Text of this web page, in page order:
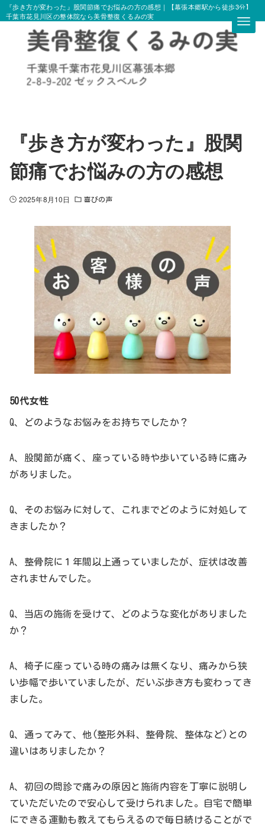
『歩き方が変わった』股関節痛でお悩みの方の感想｜【幕張本郷駅から徒歩3分】
千葉市花見川区の整体院なら美骨整復くるみの実
『歩き方が変わった』股関
節痛でお悩みの方の感想
2025年8月10日 喜びの声
50代女性
Q、どのようなお悩みをお持ちでしたか？
A、股関節が痛く、座っている時や歩いている時に痛み
がありました。
Q、そのお悩みに対して、これまでどのように対処して
きましたか？
A、整骨院に１年間以上通っていましたが、症状は改善
されませんでした。
Q、当店の施術を受けて、どのような変化がありました
か？
A、椅子に座っている時の痛みは無くなり、痛みから狭
い歩幅で歩いていましたが、だいぶ歩き方も変わってき
ました。
Q、通ってみて、他(整形外科、整骨院、整体など)との
違いはありましたか？
A、初回の問診で痛みの原因と施術内容を丁寧に説明し
ていただいたので安心して受けられました。自宅で簡単
にできる運動も教えてもらえるので毎日続けることがで